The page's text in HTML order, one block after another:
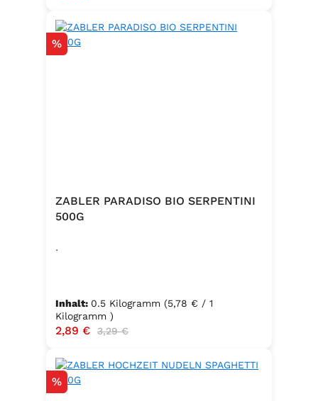
Rabatt
%
ZABLER PARADISO BIO SERPENTINI
500G
.
Inhalt: 0.5 Kilogramm (5,78 € / 1
Kilogramm )
Verkaufspreis:
2,89 € Regulärer Preis:
3,29 €
Rabatt
%